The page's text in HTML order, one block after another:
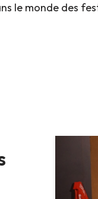
le monde des